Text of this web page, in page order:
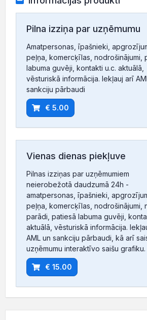
Pilna izziņa par uzņēmumu
Amatpersonas, īpašnieki,
peļņa, komercķīlas, nodrošinājumi,
labuma guvēji, kontakti u.c. aktuālā,
vēsturiskā informācija. Iekļauj arī
sankciju pārbaudi
€ 5.00
Vienas dienas piekļuve
Pilnas izziņas par uzņēmumiem
neierobežotā daudzumā 24h -
amatpersonas, īpašnieki,
peļņa, komercķīlas, nodrošinājumi,
parādi, patiesā labuma guvēji,
aktuālā, vēsturiskā informācija.
AML un sankciju pārbaudi, kā arī
uzņēmumu interaktīvo saišu grafiku.
€ 15.00